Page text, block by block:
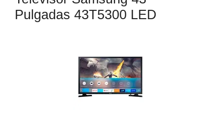
í
Pulgadas 43T5300 LED